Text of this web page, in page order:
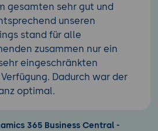
gesamten sehr gut und
unseren
stand für alle
zusammen nur ein
eingeschränkten
Dadurch war der
optimal.
365 Business Central -